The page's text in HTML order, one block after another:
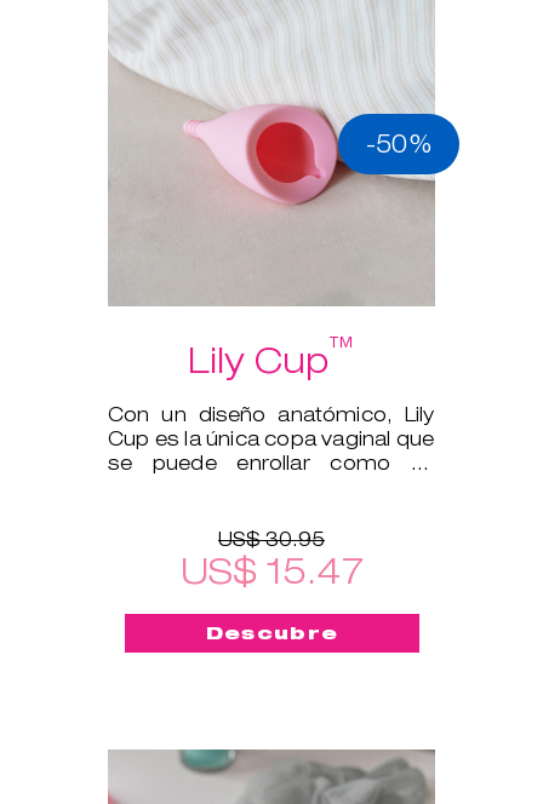
-50%
Lily Cup™
Con un diseño anatómico, Lily
Cup es la única copa vaginal que
se puede enrollar como un
US$ 30.95
US$ 15.47
Descubre